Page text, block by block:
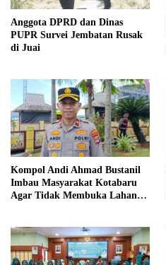
Anggota DPRD dan Dinas
PUPR Survei Jembatan Rusak
di Juai
Kompol Andi Ahmad Bustanil
Imbau Masyarakat Kotabaru
Agar Tidak Membuka Lahan